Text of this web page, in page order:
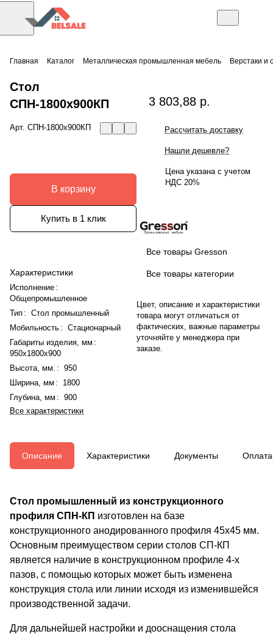
Главная Каталог Металлическая промышленная мебель Верстаки и
Стол
СПН-1800х900КП
Арт. СПН-1800х900КП
В корзину
Купить в 1 клик
Характеристики
Исполнение :
Общепромышленное
Тип : Стол промышленный
Мобильность : Стационарный
Габариты изделия, мм :
950x1800x900
Высота, мм. : 950
Ширина, мм :
1800
Глубина, мм : 900
Все характеристики
3 803,88 р.
Рассчитать доставку
Нашли дешевле?
Цена указана с учетом
НДС 20%
Все товары Gresson
Все товары категории
Цвет, описание и характеристики
товара могут отличаться от
фактических, важные параметры
уточняйте у менеджера при
заказе.
Описание Характеристики Документы Оплата
Стол промышленный из конструкционного
профиля СПН-КП изготовлен на базе
конструкционного анодированного профиля 45х45 мм.
Основным преимуществом серии столов СП-КП
является наличие в конструкционном профиле 4-х
пазов, с помощью которых может быть изменена
конструкция стола или линии исходя из изменившейся
производственной задачи.
Для дальнейшей настройки и дооснащения стола